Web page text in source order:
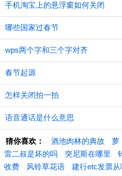
手机淘宝上的悬浮窗如何关闭
哪些国家过春节
wps两个字和三个字对齐
春节起源
怎样关闭拍一拍
语音通话是什么意思
猜你喜欢： 酒池肉林的典故 萝
雷二叔是坏的吗
突尼斯在哪里
收费
风铃草花语 建行etc发票